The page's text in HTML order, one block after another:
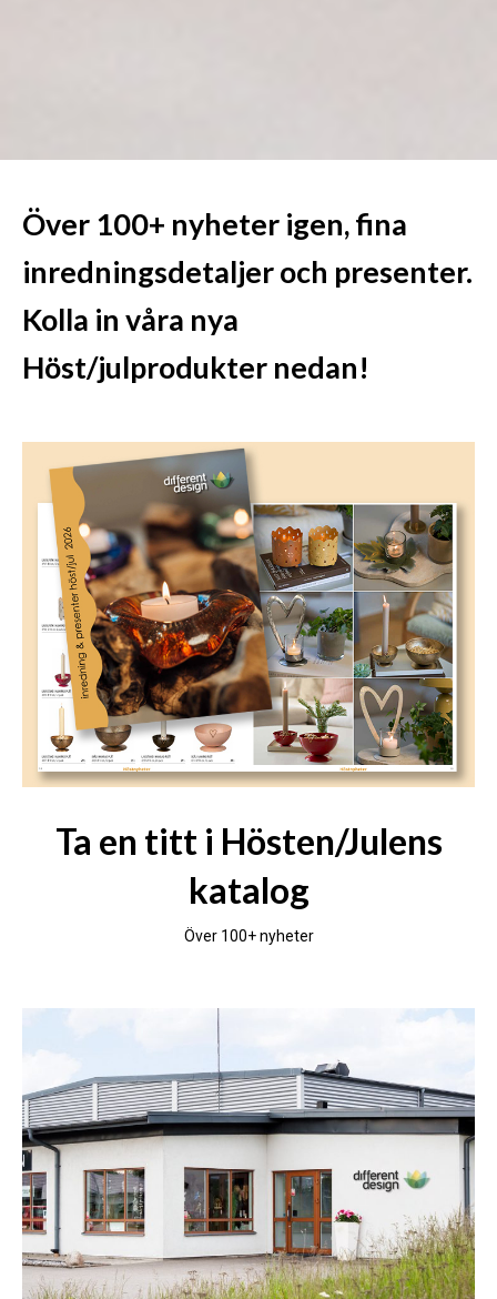
Över 100+ nyheter igen, fina
inredningsdetaljer och presenter.
Kolla in våra nya
Höst/julprodukter nedan!
Ta en titt i Hösten/Julens
katalog
Över 100+ nyheter